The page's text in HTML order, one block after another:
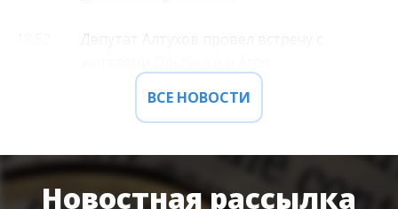
Депутат Алтухов провел встречу с
ВСЕ НОВОСТИ
Новостная рассылка